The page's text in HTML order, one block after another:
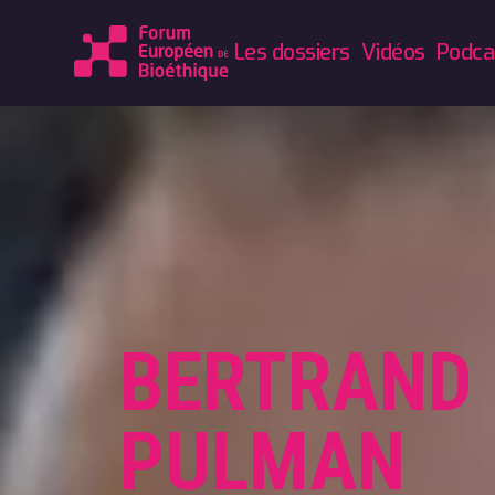
Les dossiers Vidéos
BERTRAND
PULMAN